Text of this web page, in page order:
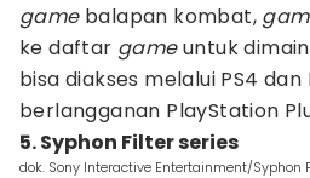
gamebalapan kombat,
ke daftar gameuntuk
bisa diakses melalui PS4 dan
berlangganan PlayStation
5. Syphon Filter series
dok. Sony Interactive Entertainment/